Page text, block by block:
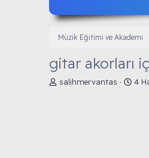
Müzik Eğitimi ve Akademi
gitar akorları
K
salihmervantas
B
4